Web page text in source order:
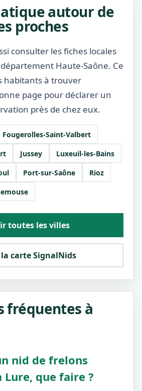
autour de
proches
consulter les fiches locales
Haute-Saône. Ce
habitants à trouver
page pour déclarer un
près de chez eux.
Fougerolles-Saint-Valbert
Jussey
Luxeuil-les-Bains
Port-sur-Saône
Rioz
toutes les villes
carte SignalNids
fréquentes à
nid de frelons
Lure, que faire ?